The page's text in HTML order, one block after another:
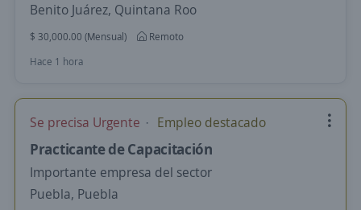
Benito Juárez, Quintana Roo
$ 30,000.00 (Mensual)
Remoto
Hace 1 hora
Se precisa Urgente Empleo destacado
Practicante de Capacitación
Importante empresa del sector
Puebla, Puebla